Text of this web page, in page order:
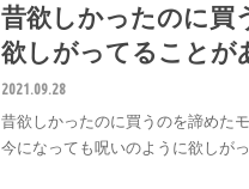
昔欲しかったのに買
欲しがってることが
2021.09.28
昔欲しかったのに買うのを諦めたモ
今になっても呪いのように欲しが